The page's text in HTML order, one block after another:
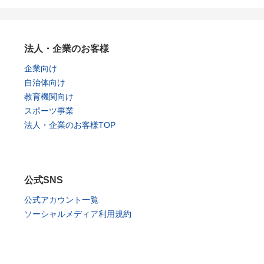
法人・企業のお客様
企業向け
自治体向け
教育機関向け
スポーツ事業
法人・企業のお客様TOP
公式SNS
公式アカウント一覧
ソーシャルメディア利用規約